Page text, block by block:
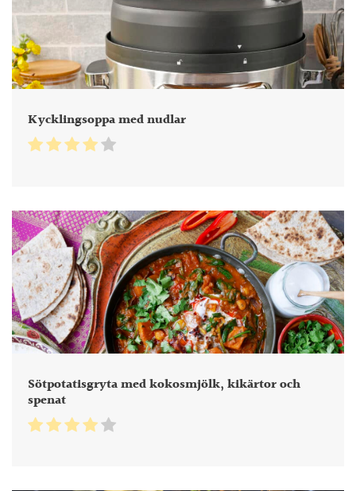
Kycklingsoppa med nudlar
Sötpotatisgryta med kokosmjölk, kikärtor och
spenat